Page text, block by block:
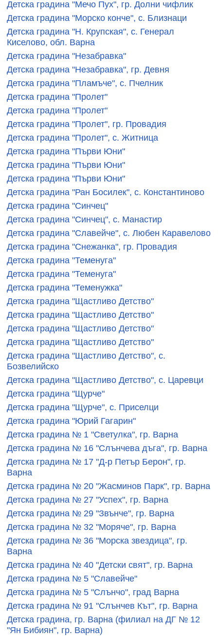
Детска градина "Мечо Пух", гр. Долни чифлик
Детска градина "Морско конче", с. Близнаци
Детска градина "Н. Крупская", с. Генерал
Киселово, обл. Варна
Детска градина "Незабравка"
Детска градина "Незабравка", гр. Девня
Детска градина "Пламъче", с. Пчелник
Детска градина "Пролет"
Детска градина "Пролет"
Детска градина "Пролет", гр. Провадия
Детска градина "Пролет", с. Житница
Детска градина "Първи Юни"
Детска градина "Първи Юни"
Детска градина "Първи Юни"
Детска градина "Ран Босилек", с. Константиново
Детска градина "Синчец"
Детска градина "Синчец", с. Манастир
Детска градина "Славейче", с. Любен Каравелово
Детска градина "Снежанка", гр. Провадия
Детска градина "Теменуга"
Детска градина "Теменуга"
Детска градина "Теменужка"
Детска градина "Щастливо Детство"
Детска градина "Щастливо Детство"
Детска градина "Щастливо Детство"
Детска градина "Щастливо Детство"
Детска градина "Щастливо Детство", с.
Бозвелийско
Детска градина "Щастливо Детство", с. Царевци
Детска градина "Щурче"
Детска градина "Щурче", с. Приселци
Детска градина "Юрий Гагарин"
Детска градина № 1 "Светулка", гр. Варна
Детска градина № 16 "Слънчева дъга", гр. Варна
Детска градина № 17 "Д-р Петър Берон", гр.
Варна
Детска градина № 20 "Жасминов Парк", гр. Варна
Детска градина № 27 "Успех", гр. Варна
Детска градина № 29 "Звънче", гр. Варна
Детска градина № 32 "Моряче", гр. Варна
Детска градина № 36 "Морска звездица", гр.
Варна
Детска градина № 40 "Детски свят", гр. Варна
Детска градина № 5 "Славейче"
Детска градина № 5 "Слънчо", град Варна
Детска градина № 91 "Слънчев Кът", гр. Варна
Детска градина, гр. Варна (филиал на ДГ № 12
"Ян Бибиян", гр. Варна)